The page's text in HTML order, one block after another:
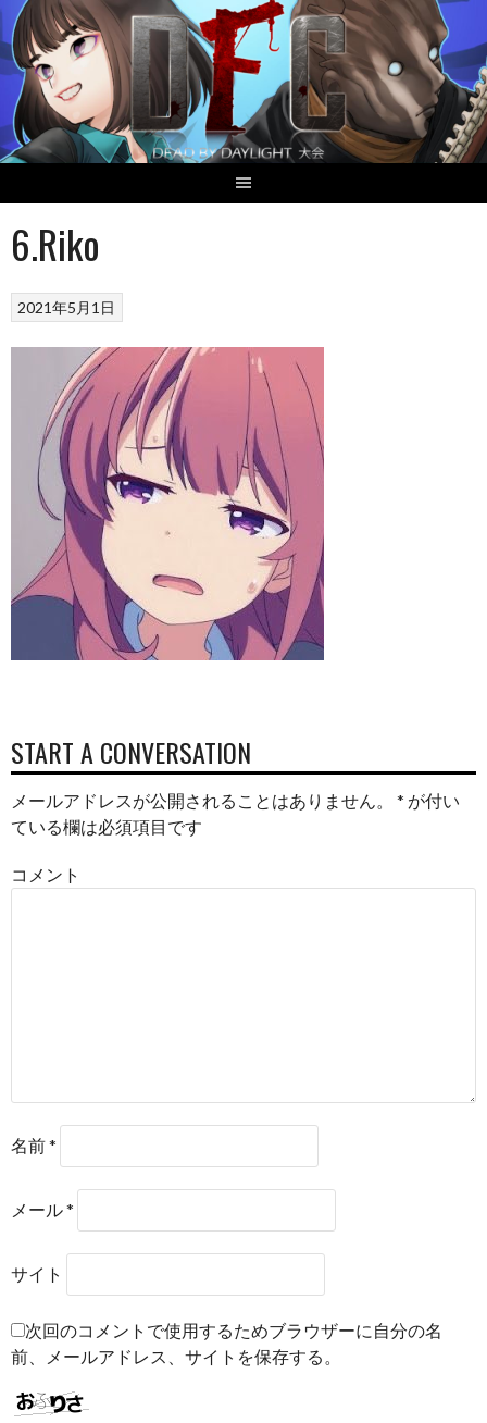
Skip
to
content
6.Riko
2021年5月1日
POST
NAVIGATION
START A CONVERSATION
メールアドレスが公開されることはありません。 * が付い
ている欄は必須項目です
コメント
名前*
メール*
サイト
次回のコメントで使用するためブラウザーに自分の名
前、メールアドレス、サイトを保存する。